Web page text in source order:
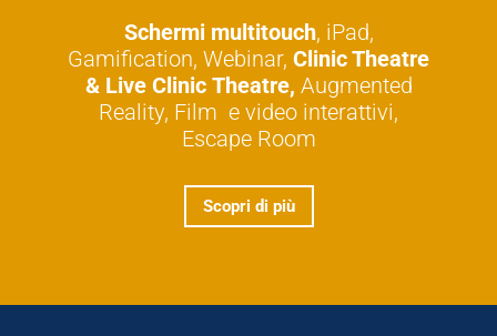
Schermi multitouch, iPad,
Gamification, Webinar, Clinic Theatre
& Live Clinic Theatre, Augmented
Reality, Film e video interattivi,
Escape Room
Scopri di più